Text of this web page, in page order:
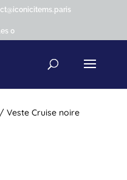
0
Veste Cruise noire